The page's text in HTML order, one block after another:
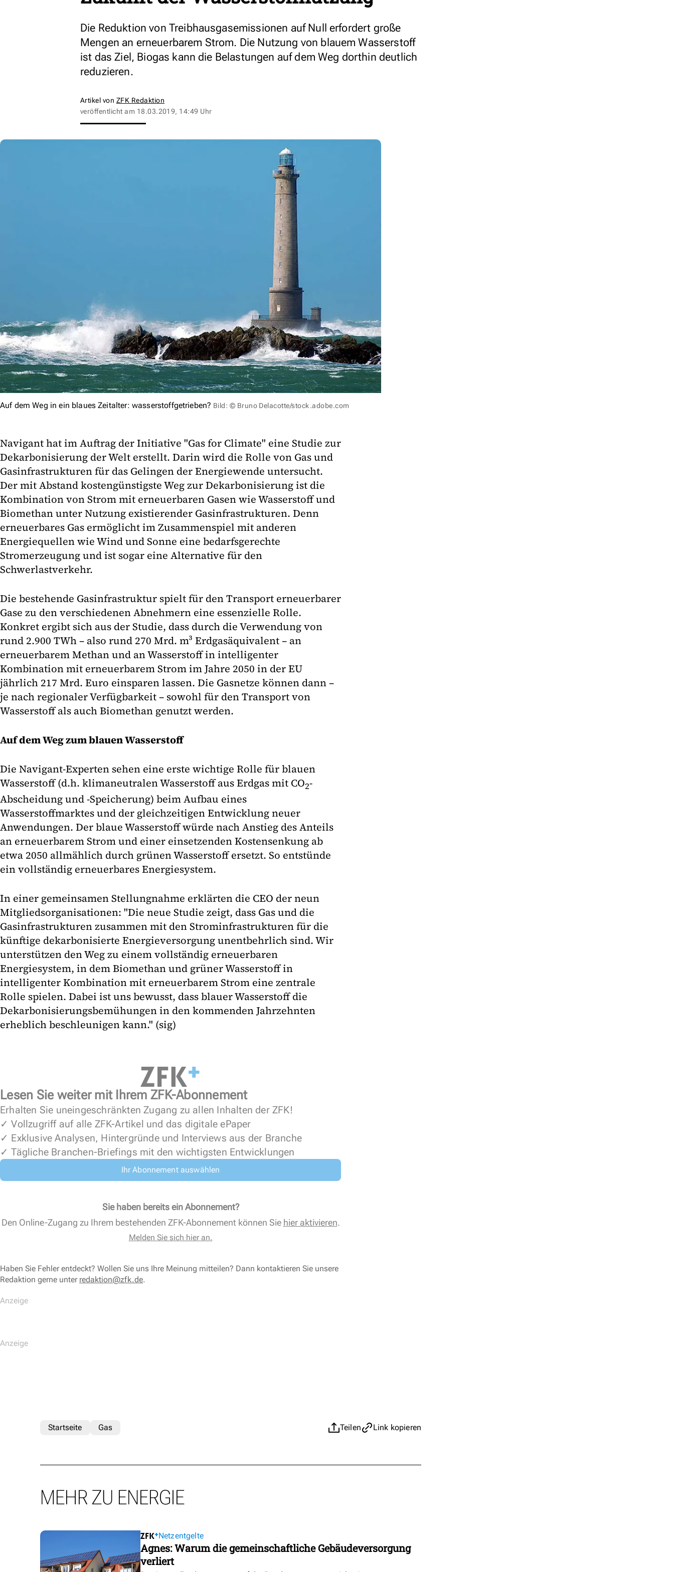
Die Reduktion von Treibhausgasemissionen auf Null erfordert große
Mengen an erneuerbarem Strom. Die Nutzung von blauem Wasserstoff
ist das Ziel, Biogas kann die Belastungen auf dem Weg dorthin deutlich
reduzieren.
Artikel von ZFK Redaktion
veröffentlicht am 18.03.2019, 14:49 Uhr
Auf dem Weg in ein blaues Zeitalter: wasserstoffgetrieben? Bild: © Bruno Delacotte/stock.adobe.com
Navigant hat im Auftrag der Initiative "Gas for Climate" eine Studie zur
Dekarbonisierung der Welt erstellt. Darin wird die Rolle von Gas und
Gasinfrastrukturen für das Gelingen der Energiewende untersucht.
Der mit Abstand kostengünstigste Weg zur Dekarbonisierung ist die
Kombination von Strom mit erneuerbaren Gasen wie Wasserstoff und
Biomethan unter Nutzung existierender Gasinfrastrukturen. Denn
erneuerbares Gas ermöglicht im Zusammenspiel mit anderen
Energiequellen wie Wind und Sonne eine bedarfsgerechte
Stromerzeugung und ist sogar eine Alternative für den
Schwerlastverkehr.
Die bestehende Gasinfrastruktur spielt für den Transport erneuerbarer
Gase zu den verschiedenen Abnehmern eine essenzielle Rolle.
Konkret ergibt sich aus der Studie, dass durch die Verwendung von
rund 2.900 TWh – also rund 270 Mrd. m³ Erdgasäquivalent – an
erneuerbarem Methan und an Wasserstoff in intelligenter
Kombination mit erneuerbarem Strom im Jahre 2050 in der EU
jährlich 217 Mrd. Euro einsparen lassen. Die Gasnetze können dann –
je nach regionaler Verfügbarkeit – sowohl für den Transport von
Wasserstoff als auch Biomethan genutzt werden.
Auf dem Weg zum blauen Wasserstoff
Die Navigant-Experten sehen eine erste wichtige Rolle für blauen
Wasserstoff (d.h. klimaneutralen Wasserstoff aus Erdgas mit CO2-
Abscheidung und -Speicherung) beim Aufbau eines
Wasserstoffmarktes und der gleichzeitigen Entwicklung neuer
Anwendungen. Der blaue Wasserstoff würde nach Anstieg des Anteils
an erneuerbarem Strom und einer einsetzenden Kostensenkung ab
etwa 2050 allmählich durch grünen Wasserstoff ersetzt. So entstünde
ein vollständig erneuerbares Energiesystem.
In einer gemeinsamen Stellungnahme erklärten die CEO der neun
Mitgliedsorganisationen: "Die neue Studie zeigt, dass Gas und die
Gasinfrastrukturen zusammen mit den Strominfrastrukturen für die
künftige dekarbonisierte Energieversorgung unentbehrlich sind. Wir
unterstützen den Weg zu einem vollständig erneuerbaren
Energiesystem, in dem Biomethan und grüner Wasserstoff in
intelligenter Kombination mit erneuerbarem Strom eine zentrale
Rolle spielen. Dabei ist uns bewusst, dass blauer Wasserstoff die
Dekarbonisierungsbemühungen in den kommenden Jahrzehnten
erheblich beschleunigen kann." (sig)
Lesen Sie weiter mit Ihrem ZFK-Abonnement
Erhalten Sie uneingeschränkten Zugang zu allen Inhalten der ZFK!
✓ Vollzugriff auf alle ZFK-Artikel und das digitale ePaper
✓ Exklusive Analysen, Hintergründe und Interviews aus der Branche
✓ Tägliche Branchen-Briefings mit den wichtigsten Entwicklungen
Ihr Abonnement auswählen
Sie haben bereits ein Abonnement?
Den Online-Zugang zu Ihrem bestehenden ZFK-Abonnement können Sie hier aktivieren.
Melden Sie sich hier an.
Haben Sie Fehler entdeckt? Wollen Sie uns Ihre Meinung mitteilen? Dann kontaktieren Sie unsere
Redaktion gerne unter redaktion@zfk.de.
Teilen Link kopieren
Startseite Gas
MEHR ZU ENERGIE
Netzentgelte
Agnes: Warum die gemeinschaftliche Gebäudeversorgung
verliert